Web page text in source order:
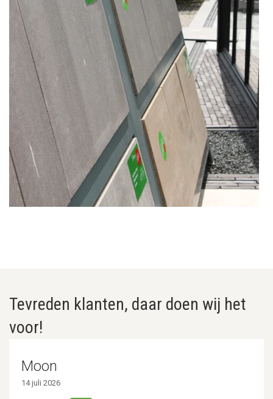
Tevreden klanten, daar doen wij het
voor!
Moon
14 juli 2026